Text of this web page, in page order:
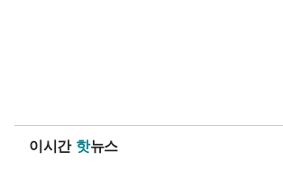
이시간 핫뉴스